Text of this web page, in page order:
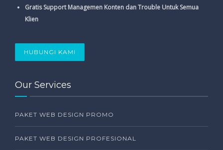
Gratis Support Managemen Konten dan Trouble Untuk Semua
Klien
HUBUNGI KAMI
Our Services
PAKET WEB DESIGN PROMO
PAKET WEB DESIGN PROFESIONAL